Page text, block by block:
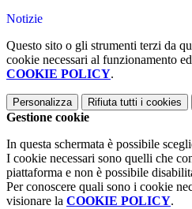
Notizie
Questo sito o gli strumenti terzi da
cookie necessari al funzionamento
COOKIE POLICY.
Personalizza Rifiuta tutti i cookies
Gestione cookie
In questa schermata è possibile
I cookie necessari sono quelli che
piattaforma e non è possibile
Per conoscere quali sono i cookie
visionare la COOKIE POLICY.